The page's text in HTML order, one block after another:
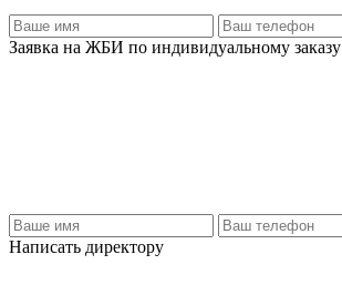
Заявка на ЖБИ по индивидуальному заказу
Написать директору